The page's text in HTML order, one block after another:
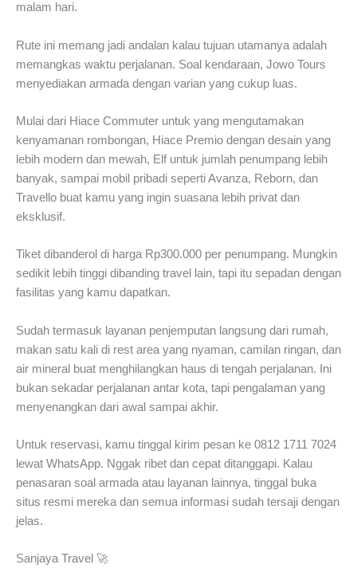
malam hari.
Rute ini memang jadi andalan kalau tujuan utamanya adalah
memangkas waktu perjalanan. Soal kendaraan, Jowo Tours
menyediakan armada dengan varian yang cukup luas.
Mulai dari Hiace Commuter untuk yang mengutamakan
kenyamanan rombongan, Hiace Premio dengan desain yang
lebih modern dan mewah, Elf untuk jumlah penumpang lebih
banyak, sampai mobil pribadi seperti Avanza, Reborn, dan
Travello buat kamu yang ingin suasana lebih privat dan
eksklusif.
Tiket dibanderol di harga Rp300.000 per penumpang. Mungkin
sedikit lebih tinggi dibanding travel lain, tapi itu sepadan dengan
fasilitas yang kamu dapatkan.
Sudah termasuk layanan penjemputan langsung dari rumah,
makan satu kali di rest area yang nyaman, camilan ringan, dan
air mineral buat menghilangkan haus di tengah perjalanan. Ini
bukan sekadar perjalanan antar kota, tapi pengalaman yang
menyenangkan dari awal sampai akhir.
Untuk reservasi, kamu tinggal kirim pesan ke 0812 1711 7024
lewat WhatsApp. Nggak ribet dan cepat ditanggapi. Kalau
penasaran soal armada atau layanan lainnya, tinggal buka
situs resmi mereka dan semua informasi sudah tersaji dengan
jelas.
Sanjaya Travel 🚀